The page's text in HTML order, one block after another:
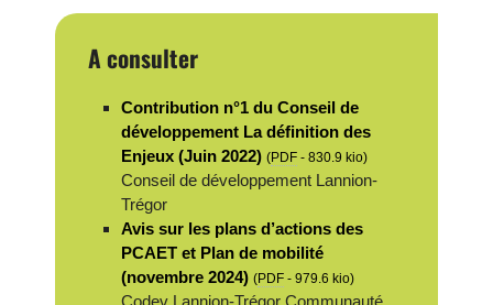
A consulter
Contribution n°1 du Conseil de
développement La définition des
Enjeux (Juin 2022) (PDF - 830.9 kio)
Conseil de développement Lannion-
Trégor
Avis sur les plans d’actions des
PCAET et Plan de mobilité
(novembre 2024) (PDF - 979.6 kio)
Codev Lannion-Trégor Communauté